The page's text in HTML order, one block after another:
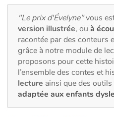
Documentaires
En famille
Quotidien et loisirs
À l'école
"Le prix d'Évelyne"vous
version illustrée, ou à
racontée par des conteurs
grâce à notre module de
proposons pour cette
l’ensemble des contes et
lecture ainsi que des
adaptée aux enfants